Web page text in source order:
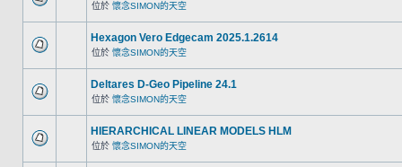
位於 懷念SIMON的天空
Hexagon Vero Edgecam 2025.1.2614
位於 懷念SIMON的天空
Deltares D-Geo Pipeline 24.1
位於 懷念SIMON的天空
HIERARCHICAL LINEAR MODELS HLM
位於 懷念SIMON的天空